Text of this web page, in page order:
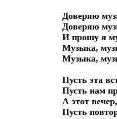
Доверяю
Доверяю
И прошу я
Музыка,
Музыка,
Пусть эта
Пусть нам
А этот
Пусть